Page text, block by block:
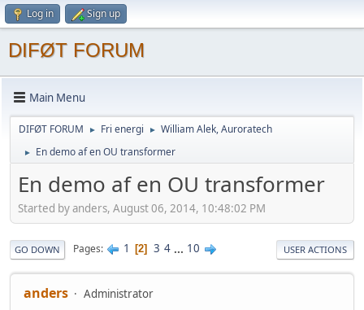
Log in Sign up
DIFØT FORUM
Main Menu
DIFØT FORUM ► Fri energi ► William Alek, Auroratech
► En demo af en OU transformer
En demo af en OU transformer
Started by anders, August 06, 2014, 10:48:02 PM
GO DOWN Pages 1 2 3 4 ... 10 USER ACTIONS
anders
Administrator